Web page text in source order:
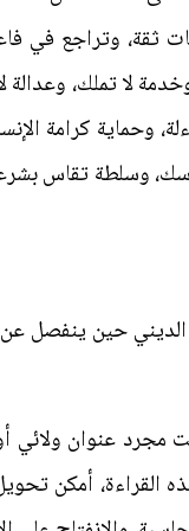
ثقة، وتراجع في
لا تملك،
وحماية كرامة
وسلطة تقاس
الديني حين ينفصل
مجرد عنوان ولائي
القراءة، أمكن